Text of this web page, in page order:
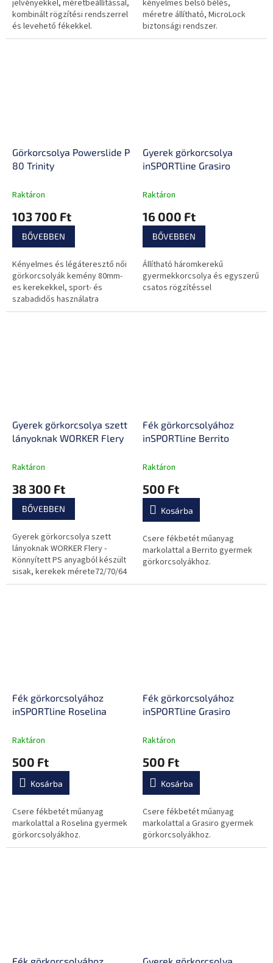
jelvényekkel, méretbeállítással,
kombinált rögzítési rendszerrel
és levehető fékekkel.
kényelmes belső bélés,
méretre állítható, MicroLock
biztonsági rendszer.
Görkorcsolya Powerslide Phuzion Argon Rose
80 Trinity
Raktáron
103 700 Ft
BŐVEBBEN
Kényelmes és légáteresztő női
görkorcsolyák kemény 80mm-
es kerekekkel, sport- és
szabadidős használatra
egyaránt! Jól kiegyensúlyozott
Gyerek görkorcsolya
inSPORTline Grasiro
Raktáron
16 000 Ft
BŐVEBBEN
Állítható háromkerekű
gyermekkorcsolya és egyszerű
csatos rögzítéssel
Gyerek görkorcsolya szett
lányoknak WORKER Flery
Raktáron
38 300 Ft
BŐVEBBEN
Gyerek görkorcsolya szett
lányoknak WORKER Flery -
Könnyített PS anyagból készült
sisak, kerekek mérete72/70/64
mm, négyrészes szett, könyök,
Fék görkorcsolyához
inSPORTline Berrito
Raktáron
500 Ft
Kosárba
Csere fékbetét műanyag
markolattal a Berrito gyermek
görkorcsolyákhoz.
Fék görkorcsolyához
inSPORTline Roselina
Raktáron
500 Ft
Kosárba
Csere fékbetét műanyag
markolattal a Roselina gyermek
görkorcsolyákhoz.
Fék görkorcsolyához
inSPORTline Grasiro
Raktáron
500 Ft
Kosárba
Csere fékbetét műanyag
markolattal a Grasiro gyermek
görkorcsolyákhoz.